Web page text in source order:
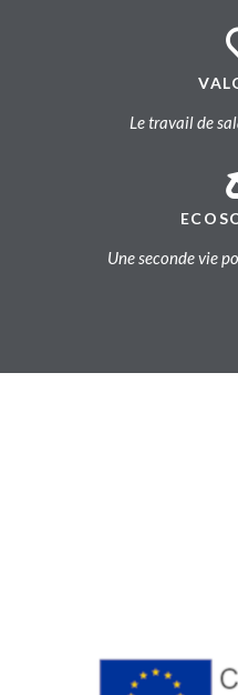
Le travail de
Une seconde vie